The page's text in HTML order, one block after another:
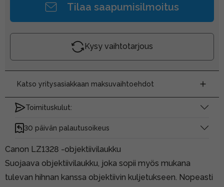
Tilaa saapumisilmoitus
Kysy vaihtotarjous
Katso yritysasiakkaan maksuvaihtoehdot
Toimituskulut:
30 päivän palautusoikeus
Canon LZ1328 -objektiivilaukku
Suojaava objektiivilaukku, joka sopii myös mukana
tulevan hihnan kanssa objektiivin kuljetukseen. Nopeasti